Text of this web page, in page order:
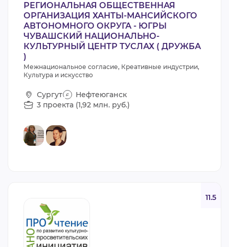
РЕГИОНАЛЬНАЯ ОБЩЕСТВЕННАЯ
ОРГАНИЗАЦИЯ ХАНТЫ-МАНСИЙСКОГО
АВТОНОМНОГО ОКРУГА - ЮГРЫ
ЧУВАШСКИЙ НАЦИОНАЛЬНО-
КУЛЬТУРНЫЙ ЦЕНТР ТУСЛАХ ( ДРУЖБА
)
Межнациональное согласие, Креативные индустрии,
Культура и искусство
Сургут
Нефтеюганск
3 проекта (1,92 млн. руб.)
11.5